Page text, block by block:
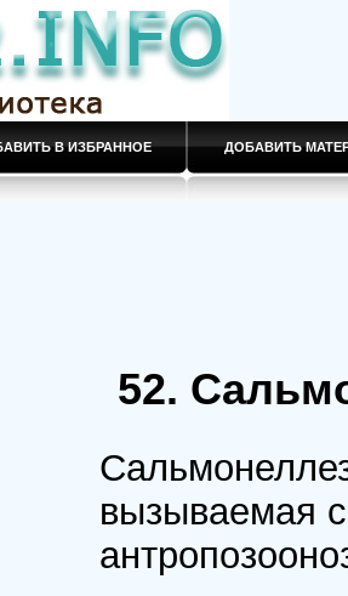
В ИЗБРАННОЕ ДОБАВИТЬ
52.
вызываемая